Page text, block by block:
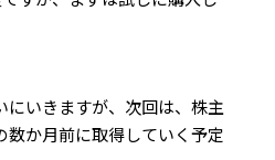
にいきますが、次回は、株主
数か月前に取得していく予定